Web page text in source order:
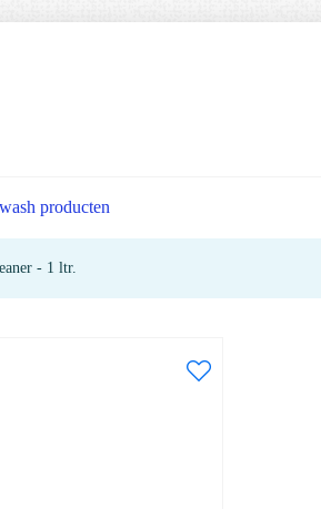
producten
- 1 ltr.